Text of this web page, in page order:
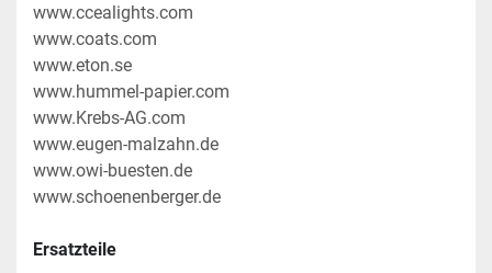
www.ccealights.com
www.coats.com
www.eton.se
www.hummel-papier.com
www.Krebs-AG.com
www.eugen-malzahn.de
www.owi-buesten.de
www.schoenenberger.de
Ersatzteile